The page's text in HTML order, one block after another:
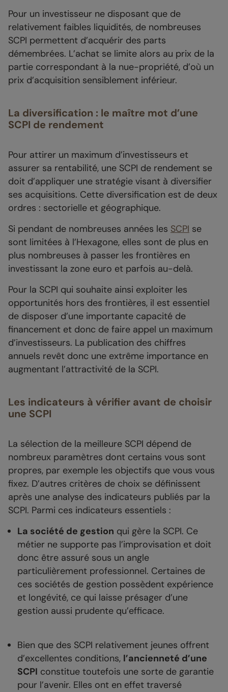
Pour un investisseur ne disposant que de
relativement faibles liquidités, de nombreuses
SCPI permettent d’acquérir des parts
démembrées. L’achat se limite alors au prix de la
partie correspondant à la nue-propriété, d’où un
prix d’acquisition sensiblement inférieur.
La diversification : le maître mot d’une
SCPI de rendement
Pour attirer un maximum d’investisseurs et
assurer sa rentabilité, une SCPI de rendement se
doit d’appliquer une stratégie visant à diversifier
ses acquisitions. Cette diversification est de deux
ordres : sectorielle et géographique.
Si pendant de nombreuses années les SCPI se
sont limitées à l’Hexagone, elles sont de plus en
plus nombreuses à passer les frontières en
investissant la zone euro et parfois au-delà.
Pour la SCPI qui souhaite ainsi exploiter les
opportunités hors des frontières, il est essentiel
de disposer d’une importante capacité de
financement et donc de faire appel un maximum
d’investisseurs. La publication des chiffres
annuels revêt donc une extrême importance en
augmentant l’attractivité de la SCPI.
Les indicateurs à vérifier avant de choisir
une SCPI
La sélection de la meilleure SCPI dépend de
nombreux paramètres dont certains vous sont
propres, par exemple les objectifs que vous vous
fixez. D’autres critères de choix se définissent
après une analyse des indicateurs publiés par la
SCPI. Parmi ces indicateurs essentiels :
La société de gestion qui gère la SCPI. Ce
métier ne supporte pas l’improvisation et doit
donc être assuré sous un angle
particulièrement professionnel. Certaines de
ces sociétés de gestion possèdent expérience
et longévité, ce qui laisse présager d’une
gestion aussi prudente qu’efficace.
Bien que des SCPI relativement jeunes offrent
d’excellentes conditions, l’ancienneté d’une
SCPI constitue toutefois une sorte de garantie
pour l’avenir. Elles ont en effet traversé